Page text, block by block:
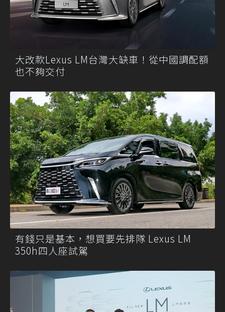
大改款Lexus LM台灣大缺車！從中國調配額
也不夠交付
有錢只是基本，想買要先排隊 Lexus LM
350h四人座試駕